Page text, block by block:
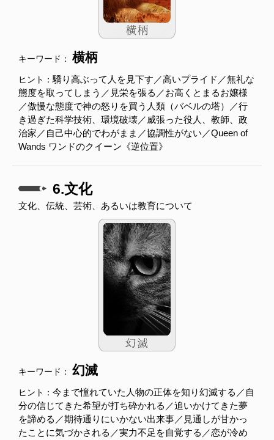
キーワード： 横柄
ヒント：驕り高ぶって人を見下す／高いプライド／無礼な
態度を取ってしまう／見栄を張る／お高くとまるお嬢様
／傲慢な態度で神の怒りを買う人類（バベルの塔）／行
き過ぎた科学技術、環境破壊／威張った役人、教師、政
治家／自己中心的でわがまま／協調性がない／Queen of
Wands ワンドのクイーン《逆位置》
6.文化
文化、伝統、芸術、あるいは教育について
キーワード： 幻滅
ヒント： 今まで憧れていた人物の正体を知り幻滅する／自
分の信じてきた希望が打ち砕かれる／追いかけてきた夢
を諦める／期待通りにいかない出来事／見通しが甘かっ
たことに気づかされる／実力不足を自覚する／恋が冷め